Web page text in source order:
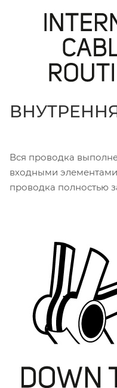
Вся проводка
входными
проводка полностью